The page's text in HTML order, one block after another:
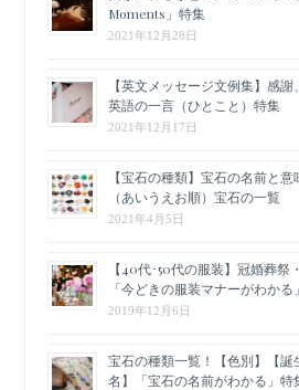
Moments」特集
2021年12月28日
【英文メッセージ文例集】感
英語の一言（ひとこと）特集
2021年12月17日
【宝石の種類】宝石の名前と
（あいうえお順）宝石の一覧
2021年4月5日
【40代･50代の服装】冠婚葬
「今どきの服装マナーがわかる
2019年12月6日
宝石の種類一覧！【色別】【誕
名】「宝石の名前がわかる」特